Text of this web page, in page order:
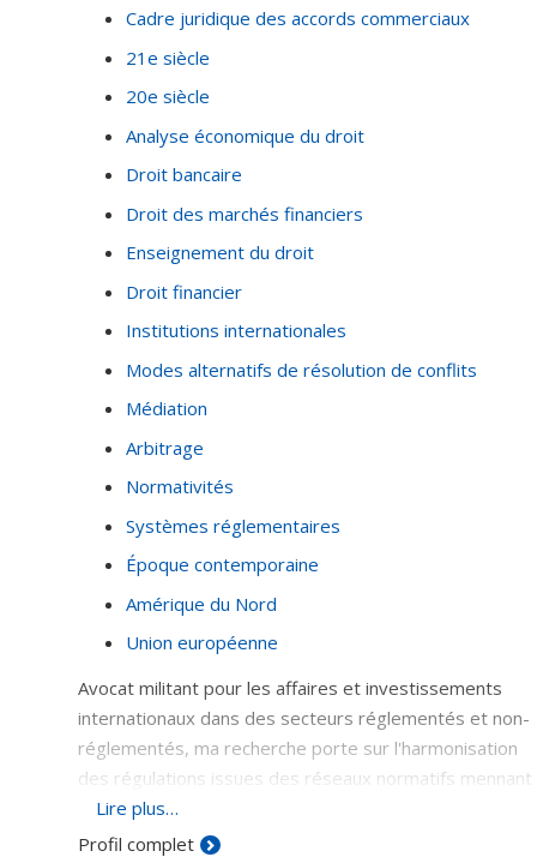
Cadre juridique des accords commerciaux
21e siècle
20e siècle
Analyse économique du droit
Droit bancaire
Droit des marchés financiers
Enseignement du droit
Droit financier
Institutions internationales
Modes alternatifs de résolution de conflits
Médiation
Arbitrage
Normativités
Systèmes réglementaires
Époque contemporaine
Amérique du Nord
Union européenne
Avocat militant pour les affaires et investissements
internationaux dans des secteurs réglementés et non-
réglementés, ma recherche porte sur l'harmonisation
des régulations issues des réseaux normatifs mennant
à la gouvernance économique et financière globale. Je
m'intéresse aux greffes juridiques, les pays rule-takers
Lire plus…
Profil complet